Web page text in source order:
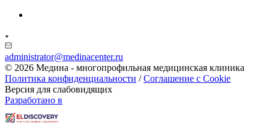
administrator@medinacenter.ru
© 2026 Медина - многопрофильная медицинская клиника
Политика конфиденциальности /Соглашение с Cookie
Версия для слабовидящих
Разработано в